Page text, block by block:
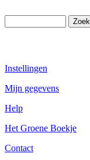
Instellingen
Mijn gegevens
Help
Het Groene Boekje
Contact